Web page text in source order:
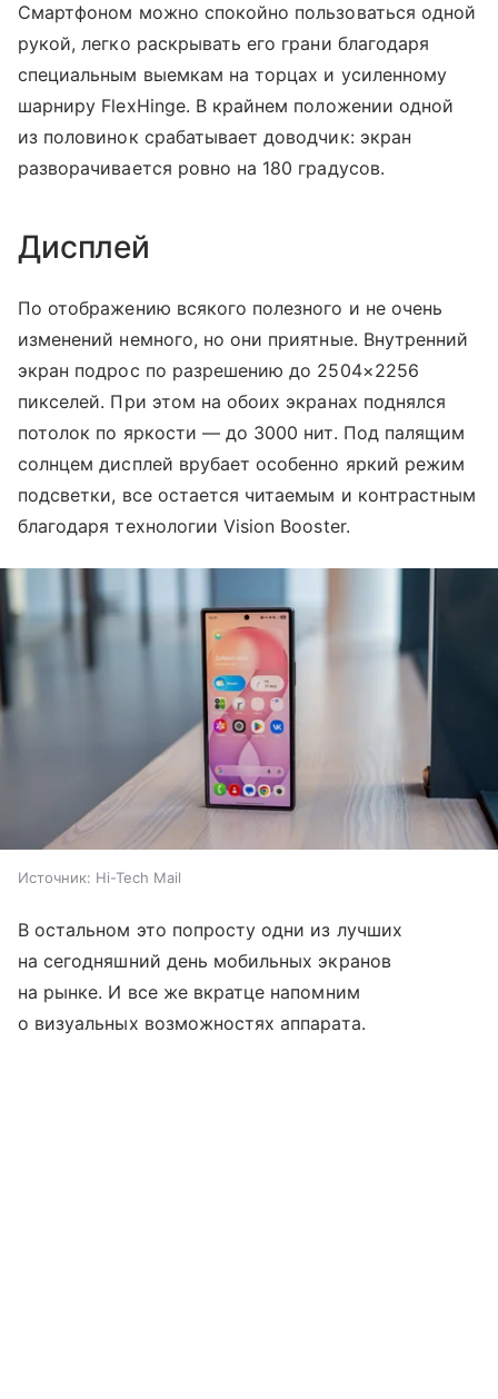
Смартфоном можно спокойно пользоваться одной
рукой, легко раскрывать его грани благодаря
специальным выемкам на торцах и усиленному
шарниру FlexHinge. В крайнем положении одной
из половинок срабатывает доводчик: экран
разворачивается ровно на 180 градусов.
Дисплей
По отображению всякого полезного и не очень
изменений немного, но они приятные. Внутренний
экран подрос по разрешению до 2504×2256
пикселей. При этом на обоих экранах поднялся
потолок по яркости — до 3000 нит. Под палящим
солнцем дисплей врубает особенно яркий режим
подсветки, все остается читаемым и контрастным
благодаря технологии Vision Booster.
Источник: Hi-Tech Mail
В остальном это попросту одни из лучших
на сегодняшний день мобильных экранов
на рынке. И все же вкратце напомним
о визуальных возможностях аппарата.